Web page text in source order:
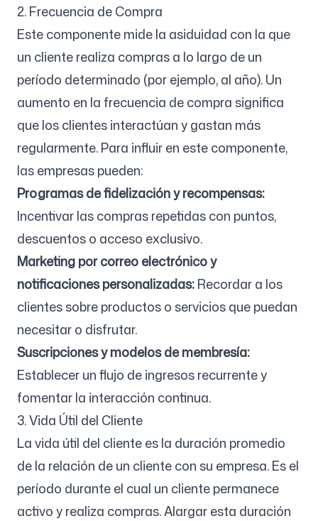
2. Frecuencia de Compra
Este componente mide la asiduidad con la que
un cliente realiza compras a lo largo de un
período determinado (por ejemplo, al año). Un
aumento en la frecuencia de compra significa
que los clientes interactúan y gastan más
regularmente. Para influir en este componente,
las empresas pueden:
Programas de fidelización y recompensas:
Incentivar las compras repetidas con puntos,
descuentos o acceso exclusivo.
Marketing por correo electrónico y
notificaciones personalizadas:Recordar a los
clientes sobre productos o servicios que puedan
necesitar o disfrutar.
Suscripciones y modelos de membresía:
Establecer un flujo de ingresos recurrente y
fomentar la interacción continua.
3. Vida Útil del Cliente
La vida útil del cliente es la duración promedio
de la relación de un cliente con su empresa. Es el
período durante el cual un cliente permanece
activo y realiza compras. Alargar esta duración